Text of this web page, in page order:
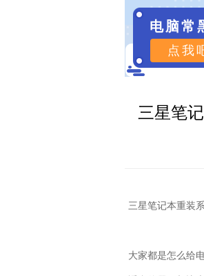
电脑常
点我
三星笔
三星笔记本重装
大家都是怎么给